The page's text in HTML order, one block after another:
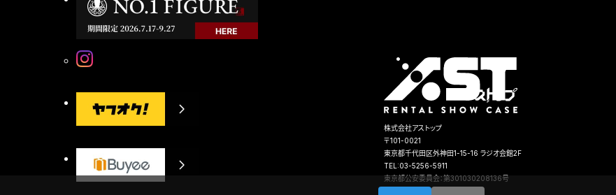
株式会社アストップ
〒101-0021
東京都千代田区外神田1-15-16 ラジオ会館2F
TEL:03-5256-5911
東京都公安委員会：第301030208136号